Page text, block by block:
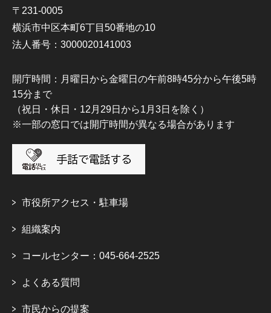
〒231-0005
横浜市中区本町6丁目50番地の10
法人番号：3000020141003
開庁時間：月曜日から金曜日の午前8時45分から午後5時
15分まで
（祝日・休日・12月29日から1月3日を除く）
※一部の窓口では開庁時間が異なる場合があります
市役所アクセス・駐車場
組織案内
コールセンター：045-664-2525
よくある質問
市民からの提案